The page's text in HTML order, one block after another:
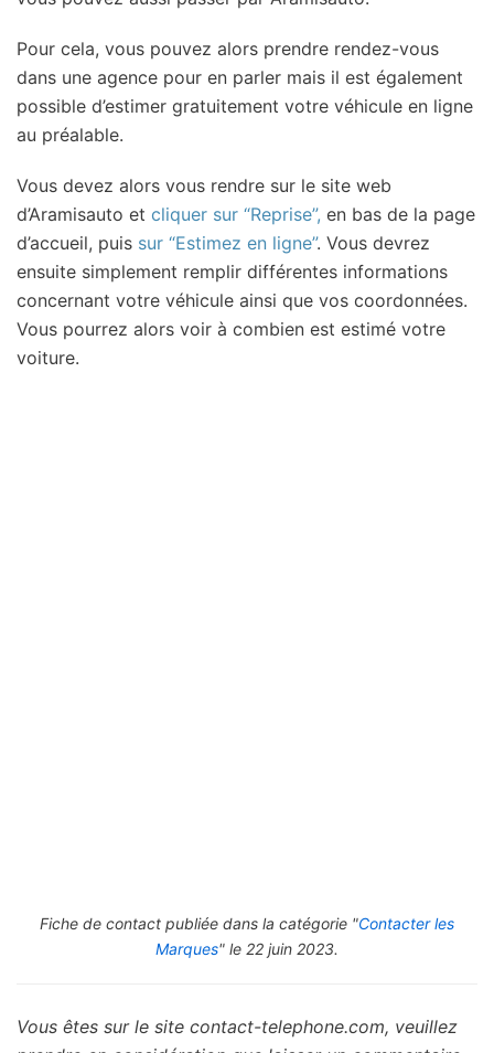
Pour cela, vous pouvez alors prendre rendez-vous
dans une agence pour en parler mais il est également
possible d’estimer gratuitement votre véhicule en ligne
au préalable.
Vous devez alors vous rendre sur le site web
d’Aramisauto et cliquer sur “Reprise”, en bas de la page
d’accueil, puis sur “Estimez en ligne”. Vous devrez
ensuite simplement remplir différentes informations
concernant votre véhicule ainsi que vos coordonnées.
Vous pourrez alors voir à combien est estimé votre
voiture.
Fiche de contact publiée dans la catégorie "Contacter les
Marques" le 22 juin 2023.
Vous êtes sur le site contact-telephone.com, veuillez